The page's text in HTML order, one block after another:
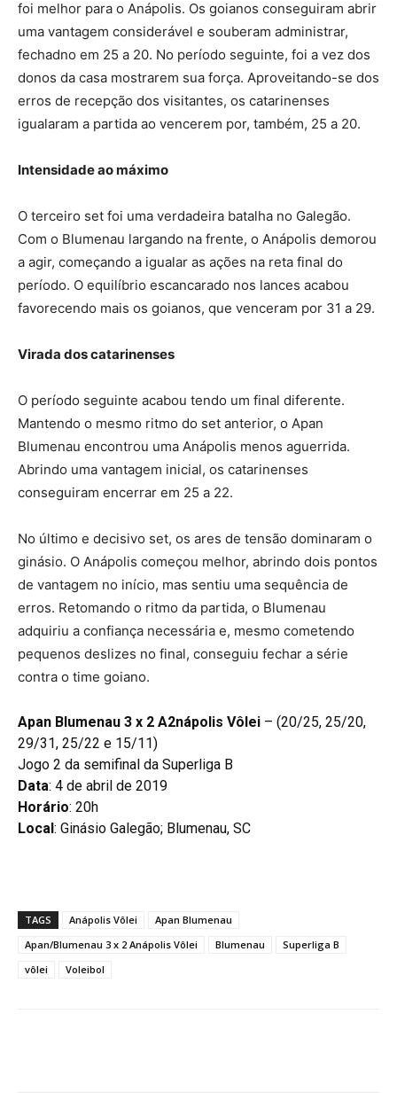
foi melhor para o Anápolis. Os goianos conseguiram abrir
uma vantagem considerável e souberam administrar,
fechadno em 25 a 20. No período seguinte, foi a vez dos
donos da casa mostrarem sua força. Aproveitando-se dos
erros de recepção dos visitantes, os catarinenses
igualaram a partida ao vencerem por, também, 25 a 20.
Intensidade ao máximo
O terceiro set foi uma verdadeira batalha no Galegão.
Com o Blumenau largando na frente, o Anápolis demorou
a agir, começando a igualar as ações na reta final do
período. O equilíbrio escancarado nos lances acabou
favorecendo mais os goianos, que venceram por 31 a 29.
Virada dos catarinenses
O período seguinte acabou tendo um final diferente.
Mantendo o mesmo ritmo do set anterior, o Apan
Blumenau encontrou uma Anápolis menos aguerrida.
Abrindo uma vantagem inicial, os catarinenses
conseguiram encerrar em 25 a 22.
No último e decisivo set, os ares de tensão dominaram o
ginásio. O Anápolis começou melhor, abrindo dois pontos
de vantagem no início, mas sentiu uma sequência de
erros. Retomando o ritmo da partida, o Blumenau
adquiriu a confiança necessária e, mesmo cometendo
pequenos deslizes no final, conseguiu fechar a série
contra o time goiano.
Apan Blumenau 3 x 2 A2nápolis Vôlei – (20/25, 25/20,
29/31, 25/22 e 15/11)
Jogo 2 da semifinal da Superliga B
Data: 4 de abril de 2019
Horário: 20h
Local: Ginásio Galegão; Blumenau, SC
TAGS Anápolis Vôlei
Apan Blumenau
Apan/Blumenau 3 x 2 Anápolis Vôlei
Blumenau
Superliga B
vôlei
Voleibol